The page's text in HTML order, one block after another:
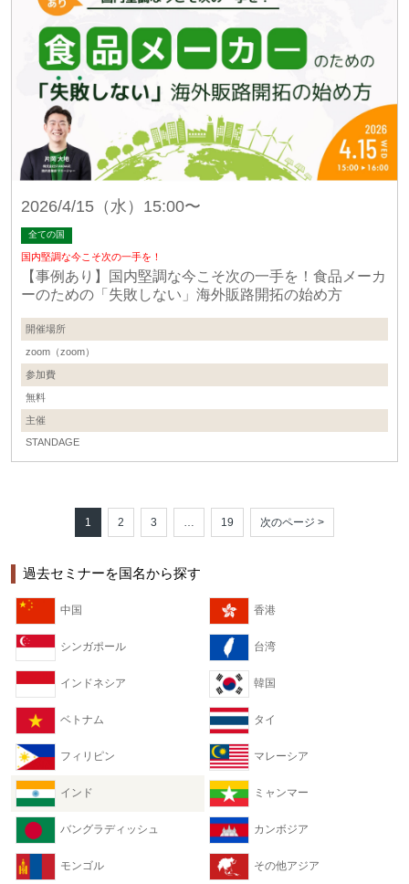
2026/4/15（水）15:00〜
全ての国
国内堅調な今こそ次の一手を！
【事例あり】国内堅調な今こそ次の一手を！食品メーカ
ーのための「失敗しない」海外販路開拓の始め方
開催場所
zoom（zoom）
参加費
無料
主催
STANDAGE
1 2 3 … 19 次のページ >
過去セミナーを国名から探す
中国 香港
シンガポール 台湾
インドネシア 韓国
ベトナム タイ
フィリピン マレーシア
インド ミャンマー
バングラディッシュ カンボジア
モンゴル その他アジア